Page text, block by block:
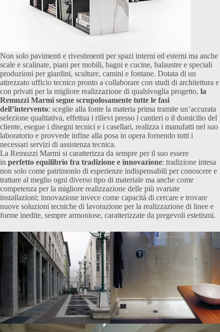
Non solo pavimenti e rivestimenti per spazi interni ed esterni ma anche
scale e scalinate, piani per mobili, bagni e cucine, balaustre e speciali
produzioni per giardini, sculture, camini e fontane. Dotata di un
attrezzato ufficio tecnico pronto a collaborare con studi di architettura e
con privati per la migliore realizzazione di qualsivoglia progetto, la
Remuzzi Marmi segue scrupolosamente tutte le fasi
dell’intervento: sceglie alla fonte la materia prima tramite un’accurata
selezione qualitativa, effettua i rilievi presso i cantieri o il domicilio del
cliente, esegue i disegni tecnici e i casellari, realizza i manufatti nel suo
laboratorio e provvede infine alla posa in opera fornendo tutti i
necessari servizi di assistenza tecnica.
La Remuzzi Marmi si caratterizza da sempre per il suo essere
in perfetto equilibrio fra tradizione e innovazione: tradizione intesa
non solo come patrimonio di esperienze indispensabili per conoscere e
trattare al meglio ogni diverso tipo di materiale ma anche come
competenza per la migliore realizzazione delle più svariate
installazioni; innovazione invece come capacità di cercare e trovare
nuove soluzioni tecniche di lavorazione per la realizzazione di linee e
forme inedite, sempre armoniose, caratterizzate da pregevoli estetismi.